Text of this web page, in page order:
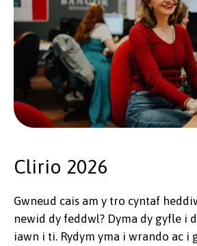
Clirio 2026
Gwneud cais am y tro cyntaf
newid dy feddwl? Dyma dy gyfle i
iawn i ti. Rydym yma i wrando ac i